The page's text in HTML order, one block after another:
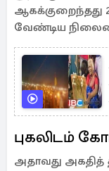
ஆகக்குறைந்தது
வேண்டிய
புகலிடம்
அதாவது